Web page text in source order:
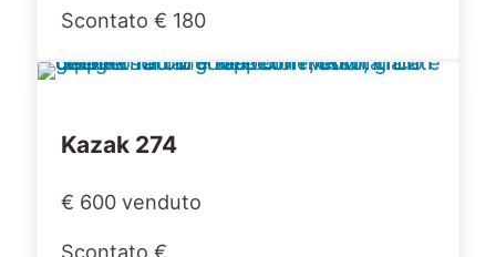
Scontato € 180
Kazak 274
€ 600 venduto
Scontato €